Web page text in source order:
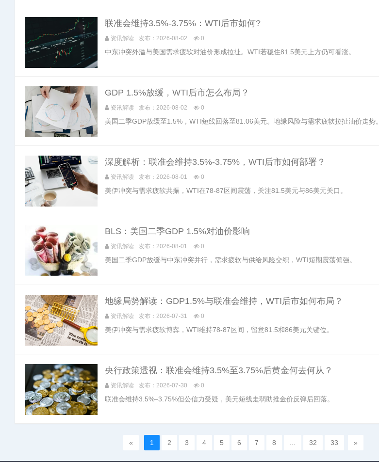
联准会维持3.5%-3.75%：WTI后市如何?
资讯解读 发布：2026-08-02 0
中东冲突外溢与美国需求疲软对油价形成拉扯。WTI若稳住81.5美元上方仍可看涨。
GDP 1.5%放缓，WTI后市怎么布局？
资讯解读 发布：2026-08-02 0
美国二季GDP放缓至1.5%，WTI短线回落至81.06美元。地缘风险与需求疲软拉扯油价走势。
深度解析：联准会维持3.5%-3.75%，WTI后市如何部署？
资讯解读 发布：2026-08-01 0
美伊冲突与需求疲软共振，WTI在78-87区间震荡，关注81.5美元与86美元关口。
BLS：美国二季GDP 1.5%对油价影响
资讯解读 发布：2026-08-01 0
美国二季GDP放缓与中东冲突并行，需求疲软与供给风险交织，WTI短期震荡偏强。
地缘局势解读：GDP1.5%与联准会维持，WTI后市如何布局？
资讯解读 发布：2026-07-31 0
美伊冲突与需求疲软博弈，WTI维持78-87区间，留意81.5和86美元关键位。
央行政策透视：联准会维持3.5%至3.75%后黄金何去何从？
资讯解读 发布：2026-07-30 0
联准会维持3.5%–3.75%但公信力受疑，美元短线走弱助推金价反弹后回落。
« 1 2 3 4 5 6 7 8 32 33 »